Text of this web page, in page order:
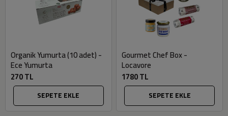
Organik Yumurta (10 adet) -
Ece Yumurta
270 TL
SEPETE EKLE
Gourmet Chef Box -
Locavore
1780 TL
SEPETE EKLE